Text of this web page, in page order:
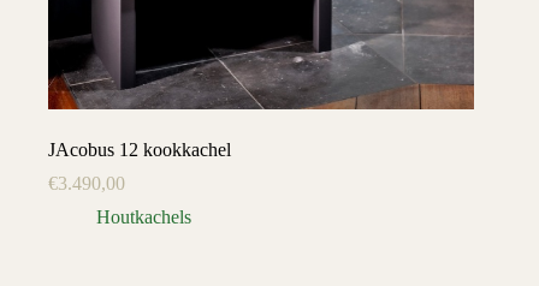
JAcobus 12 kookkachel
€3.490,00
Houtkachels